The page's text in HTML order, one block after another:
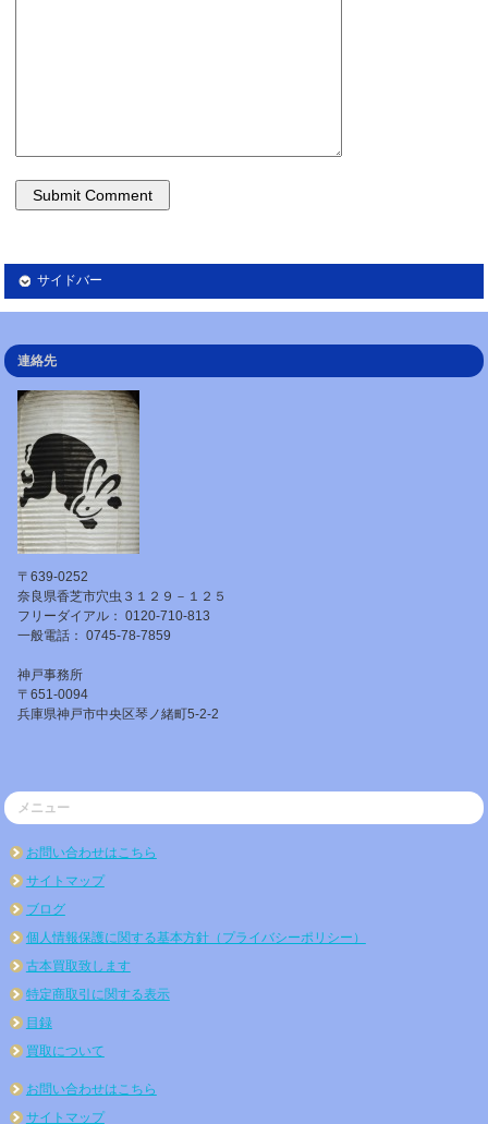
サイドバー
連絡先
〒639-0252
奈良県香芝市穴虫３１２９－１２５
フリーダイアル： 0120-710-813
一般電話： 0745-78-7859
神戸事務所
〒651-0094
兵庫県神戸市中央区琴ノ緒町5-2-2
メニュー
お問い合わせはこちら
サイトマップ
ブログ
個人情報保護に関する基本方針（プライバシーポリシー）
古本買取致します
特定商取引に関する表示
目録
買取について
お問い合わせはこちら
サイトマップ